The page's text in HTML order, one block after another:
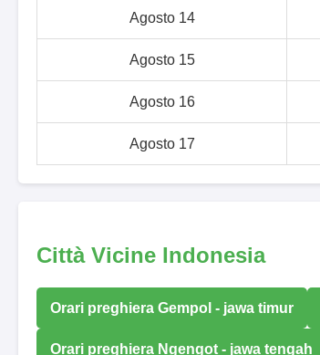
Agosto 14
Agosto 15
Agosto 16
Agosto 17
Città Vicine Indonesia
Orari preghiera Gempol - jawa timur
Orari preghiera Ngengot - jawa tengah